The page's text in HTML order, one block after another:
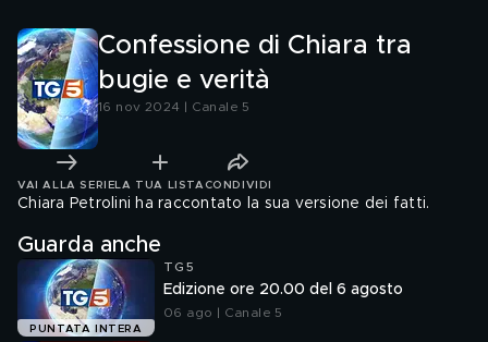
Confessione di Chiara tra
bugie e verità
16 nov 2024 | Canale 5
VAI ALLA SERIE LA TUA LISTA CONDIVIDI
Chiara Petrolini ha raccontato la sua versione dei fatti.
Guarda anche
PUNTATA INTERA
TG5
Edizione ore 20.00 del 6 agosto
06 ago | Canale 5